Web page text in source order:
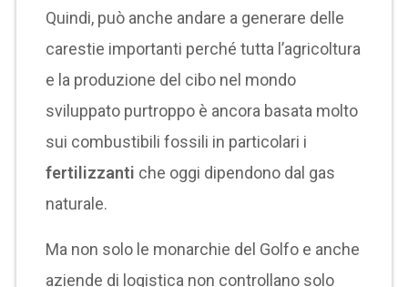
Quindi, può anche andare a generare delle
carestie importanti perché tutta l’agricoltura
e la produzione del cibo nel mondo
sviluppato purtroppo è ancora basata molto
sui combustibili fossili in particolari i
fertilizzanti che oggi dipendono dal gas
naturale.
Ma non solo le monarchie del Golfo e anche
aziende di logistica non controllano solo